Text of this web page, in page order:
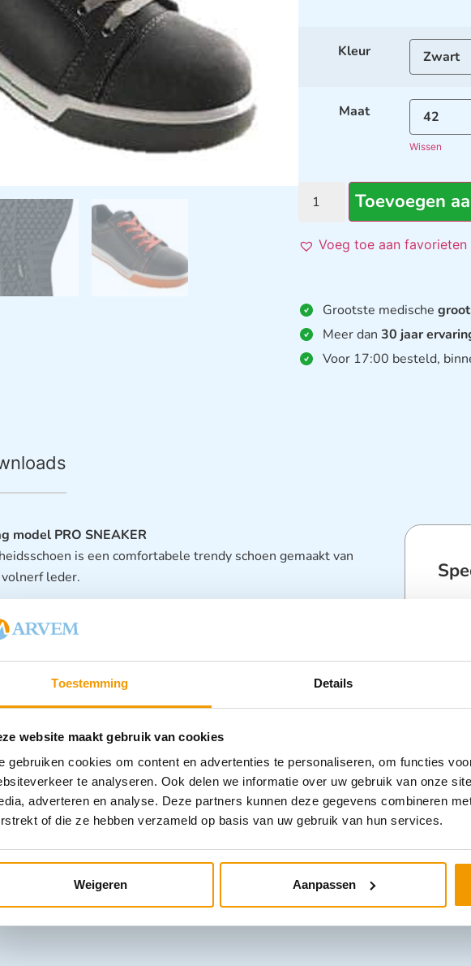
Toestemming Details
website maakt gebruik van cookies
gebruiken cookies om content en advertenties te personaliseren, om functies
te analyseren. Ook delen we informatie over uw gebruik van onze
adverteren en analyse. Deze partners kunnen deze gegevens combineren
of die ze hebben verzameld op basis van uw gebruik van hun services.
Weigeren Aanpassen
Kleur
Maat
Wissen
Toevoegen
Voeg toe aan favorieten
Grootste medische
Meer dan30 jaar
Voor 17:00 besteld,
model PRO SNEAKER
is een comfortabele trendy schoen gemaakt van
leder.
PU.
neus
39-47.
Bruin en Zwart
zowel binnen- als bij buitenwerk.